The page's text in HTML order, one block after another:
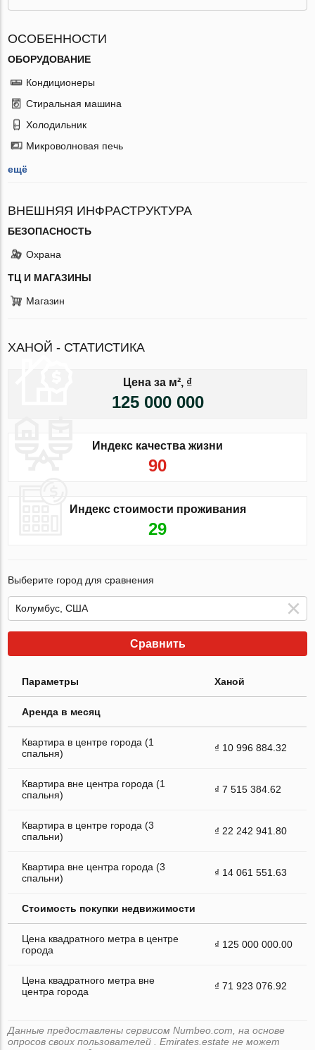
ОСОБЕННОСТИ
ОБОРУДОВАНИЕ
Кондиционеры
Стиральная машина
Холодильник
Микроволновая печь
ещё
ВНЕШНЯЯ ИНФРАСТРУКТУРА
БЕЗОПАСНОСТЬ
Охрана
ТЦ И МАГАЗИНЫ
Магазин
ХАНОЙ - СТАТИСТИКА
Цена за м², ₫
125 000 000
Индекс качества жизни
90
Индекс стоимости проживания
29
Выберите город для сравнения
Сравнить
Параметры Ханой
Аренда в месяц
Квартира в центре города (1
спальня)
₫ 10 996 884.32
Квартира вне центра города (1
спальня)
₫ 7 515 384.62
Квартира в центре города (3
спальни)
₫ 22 242 941.80
Квартира вне центра города (3
спальни)
₫ 14 061 551.63
Стоимость покупки недвижимости
Цена квадратного метра в центре
города
₫ 125 000 000.00
Цена квадратного метра вне
центра города
₫ 71 923 076.92
Данные предоставлены сервисом Numbeo.com, на основе
опросов своих пользователей . Emirates.estate не может